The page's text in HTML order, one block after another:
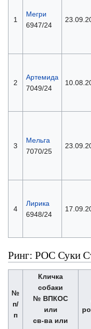
1
Мегри
6947/24
2
Артемида
7049/24
3
Мельга
7070/25
4
Лирика
6948/24
Ринг: РОС Суки
№
п/
п
Кличка
собаки
№ ВПКОС
или
св-ва или